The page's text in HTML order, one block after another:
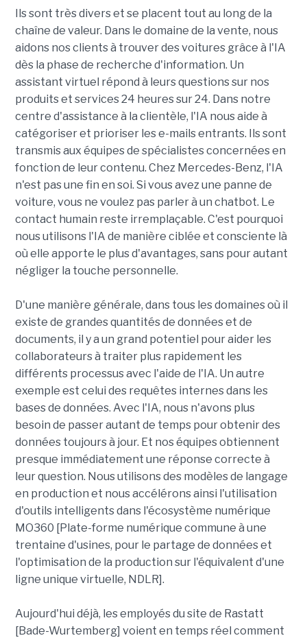
Ils sont très divers et se placent tout au long de la
chaîne de valeur. Dans le domaine de la vente, nous
aidons nos clients à trouver des voitures grâce à l'IA
dès la phase de recherche d'information. Un
assistant virtuel répond à leurs questions sur nos
produits et services 24 heures sur 24. Dans notre
centre d'assistance à la clientèle, l'IA nous aide à
catégoriser et prioriser les e-mails entrants. Ils sont
transmis aux équipes de spécialistes concernées en
fonction de leur contenu. Chez Mercedes-Benz, l'IA
n'est pas une fin en soi. Si vous avez une panne de
voiture, vous ne voulez pas parler à un chatbot. Le
contact humain reste irremplaçable. C'est pourquoi
nous utilisons l'IA de manière ciblée et consciente là
où elle apporte le plus d'avantages, sans pour autant
négliger la touche personnelle.
D'une manière générale, dans tous les domaines où il
existe de grandes quantités de données et de
documents, il y a un grand potentiel pour aider les
collaborateurs à traiter plus rapidement les
différents processus avec l'aide de l'IA. Un autre
exemple est celui des requêtes internes dans les
bases de données. Avec l'IA, nous n'avons plus
besoin de passer autant de temps pour obtenir des
données toujours à jour. Et nos équipes obtiennent
presque immédiatement une réponse correcte à
leur question. Nous utilisons des modèles de langage
en production et nous accélérons ainsi l'utilisation
d'outils intelligents dans l'écosystème numérique
MO360 [Plate-forme numérique commune à une
trentaine d'usines, pour le partage de données et
l'optimisation de la production sur l'équivalent d'une
ligne unique virtuelle, NDLR].
Aujourd'hui déjà, les employés du site de Rastatt
[Bade-Wurtemberg] voient en temps réel comment